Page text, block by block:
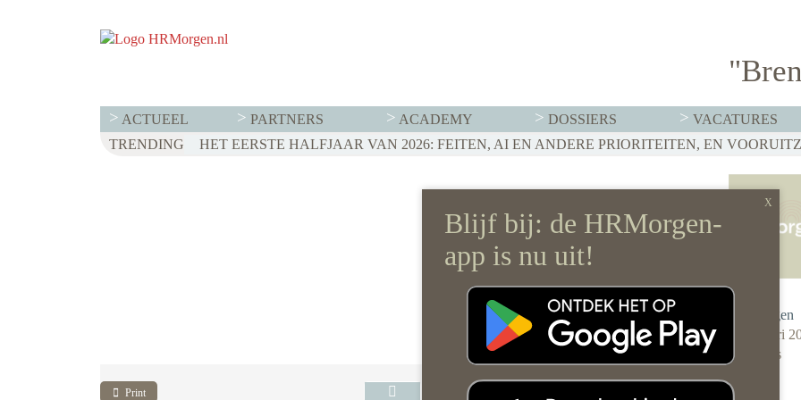
ACTUEEL PARTNERS ACADEMY DOSSIERS VACATURES
TRENDING
WET LOONTRANSPARANTIE: DIT MOET HR NU AL REGELEN
HET EERSTE HALFJAAR VAN 2026: FEITEN, AI EN ANDERE PRIORITEITEN, EN
VOOR EEN SUCCESVOL RESERVISTENBELEID HOEF JE JE ORGANISATIE NIET OP Z’N
Redactie
HRMorgen
30 januari
0 reacties
Print